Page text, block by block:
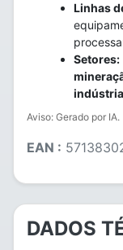
Linhas
Setores:
Aviso: Gerado por IA.
EAN :
DADOS